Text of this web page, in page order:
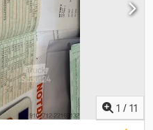
mai este disponibil pentru
Euro 6 și este
totuși, cumpărătorul poate
și exterioare (culori, dotări,
atașată
Finalizarea acestui
vara anului 2026 (în
poate fi devansat). Vă
1 / 11